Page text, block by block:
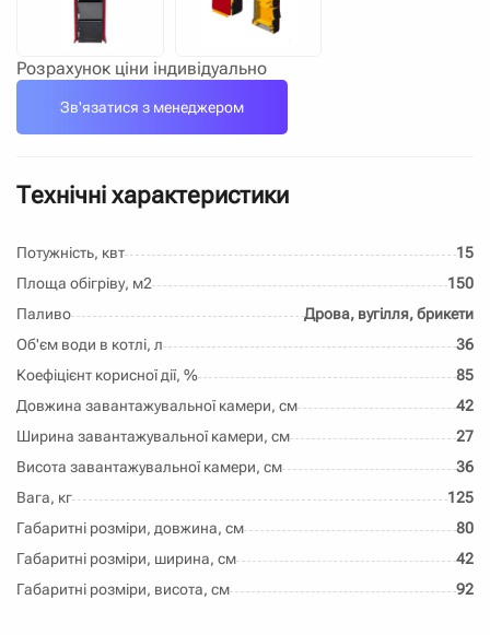
Розрахунок ціни індивідуально
Зв'язатися з менеджером
Технічні характеристики
Потужність, квт
15
Площа обігріву, м2
150
Паливо
Дрова, вугілля, брикети
Об'єм води в котлі, л
36
Коефіцієнт корисної дії, %
85
Довжина завантажувальної камери, см
42
Ширина завантажувальної камери, см
27
Висота завантажувальної камери, см
36
Вага, кг
125
Габаритні розміри, довжина, см
80
Габаритні розміри, ширина, см
42
Габаритні розміри, висота, см
92